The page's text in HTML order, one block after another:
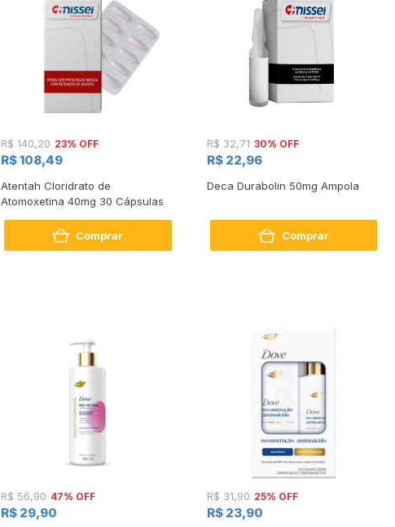
R$ 140,20 23% OFF
R$ 108,49
Atentah Cloridrato de
Atomoxetina 40mg 30 Cápsulas
Comprar
R$ 32,71 30% OFF
R$ 22,96
Deca Durabolin 50mg Ampola
Comprar
R$ 56,90 47% OFF
R$ 29,90
R$ 31,90 25% OFF
R$ 23,90